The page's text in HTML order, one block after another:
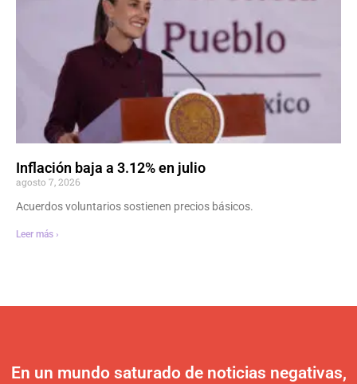
Inflación baja a 3.12% en julio
agosto 7, 2026
Acuerdos voluntarios sostienen precios básicos.
Leer más ›
En un mundo saturado de noticias negativas,